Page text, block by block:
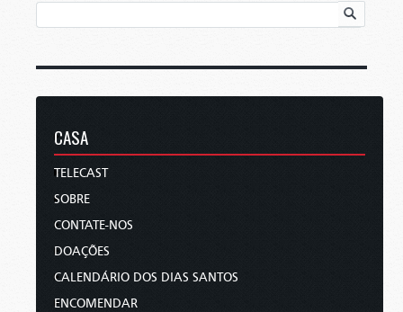
CASA
TELECAST
SOBRE
CONTATE-NOS
DOAÇÕES
CALENDÁRIO DOS DIAS SANTOS
ENCOMENDAR